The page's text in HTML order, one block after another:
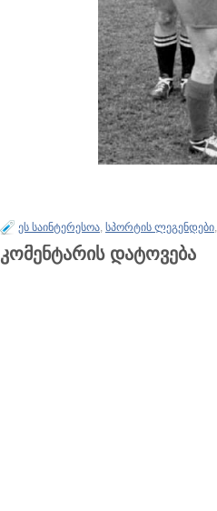
ეს საინტერესოა სპორტის ლეგენდები
კომენტარის დატოვება